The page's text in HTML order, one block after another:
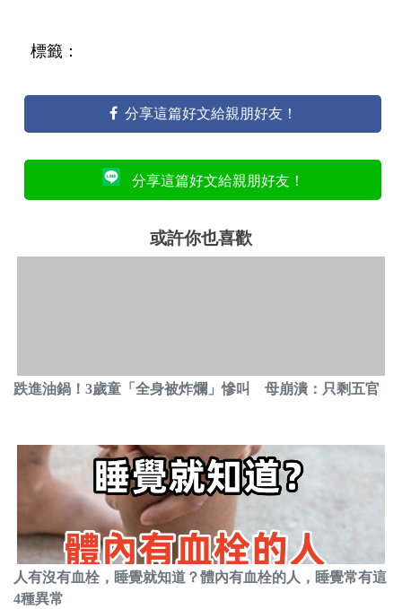
標籤：
分享這篇好文給親朋好友！
分享這篇好文給親朋好友！
或許你也喜歡
跌進油鍋！3歲童「全身被炸爛」慘叫 母崩潰：只剩五官
人有沒有血栓，睡覺就知道？體內有血栓的人，睡覺常有這
4種異常